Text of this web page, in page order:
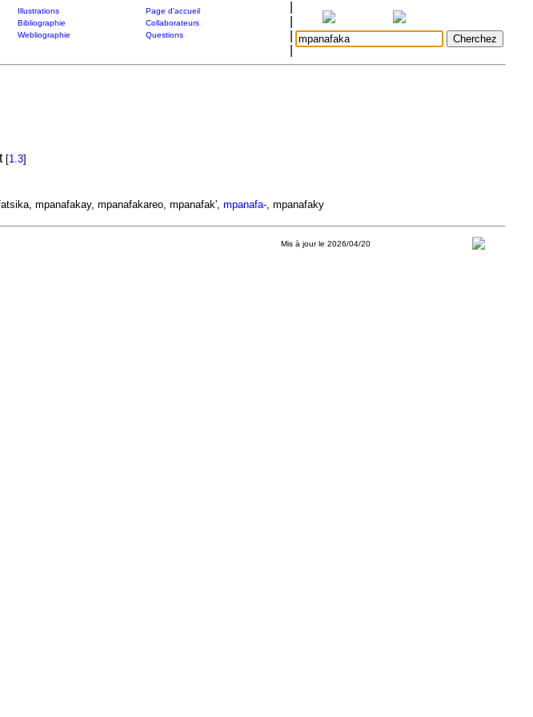
Illustrations
Page d'accueil
Bibliographie
Collaborateurs
Webliographie
Questions
[1.3]
mpanafakay, mpanafakareo, mpanafak', mpanafa-, mpanafaky
Mis à jour le 2026/04/20